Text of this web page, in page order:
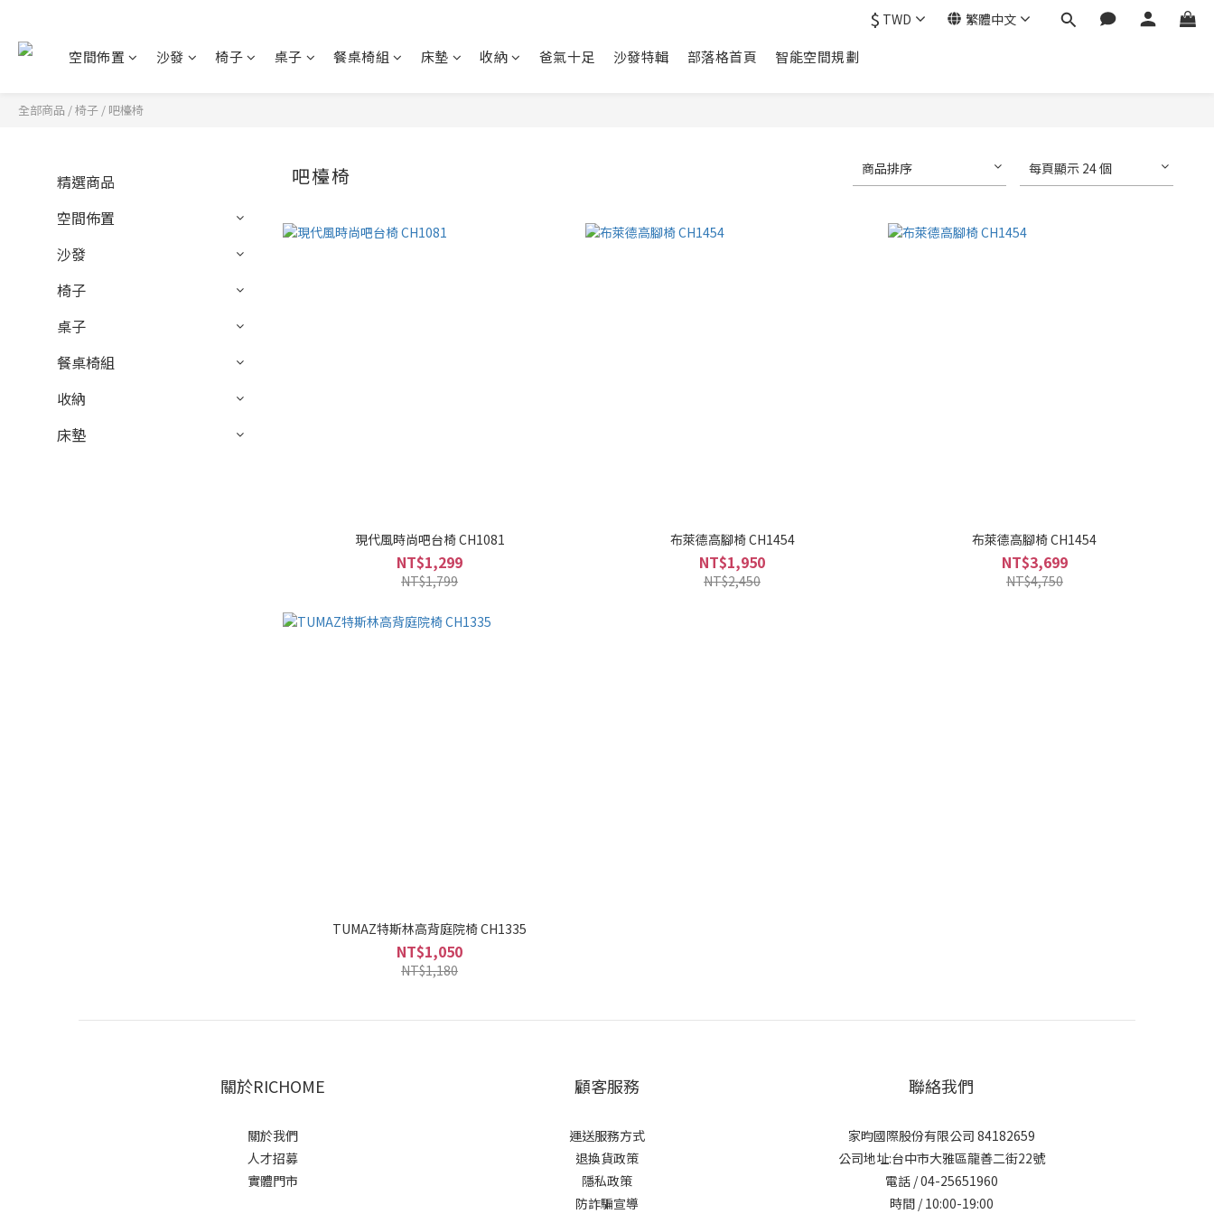
$ TWD 繁體中文
空間佈置 沙發 椅子 桌子 餐桌椅組 床墊 收納 爸氣十足 沙發特輯 部落格首頁 智能空間規劃
全部商品 /椅子 / 吧檯椅
精選商品
空間佈置
沙發
椅子
桌子
餐桌椅組
收納
床墊
吧檯椅 商品排序 每頁顯示 24 個
現代風時尚吧台椅 CH1081
NT$1,299
NT$1,799
布萊德高腳椅 CH1454
NT$1,950
NT$2,450
布萊德高腳椅 CH1454
NT$3,699
NT$4,750
TUMAZ特斯林高背庭院椅 CH1335
NT$1,050
NT$1,180
關於RICHOME
關於我們
人才招募
實體門市
顧客服務
運送服務方式
退換貨政策
隱私政策
防詐騙宣導
聯絡我們
家昀國際股份有限公司 84182659
公司地址:台中市大雅區龍善二街22號
電話 / 04-25651960
時間 / 10:00-19:00